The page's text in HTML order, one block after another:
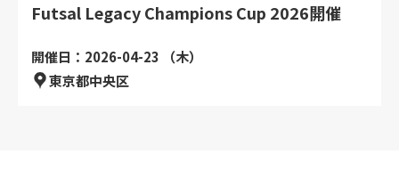
Futsal Legacy Champions Cup 2026開催
開催日：2026-04-23 （木）
東京都中央区